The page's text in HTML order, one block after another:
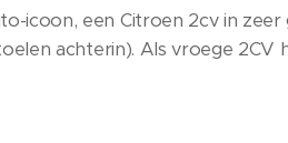
icoon, een Citroen 2cv in
achterin). Als vroege